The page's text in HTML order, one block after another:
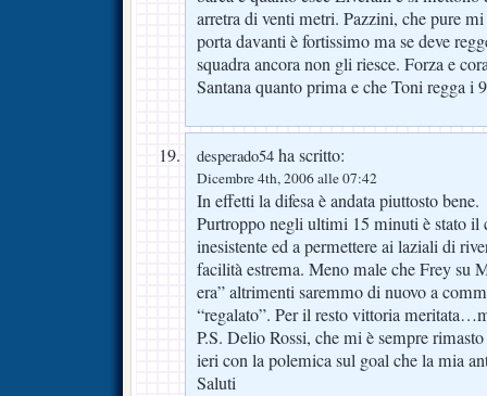
arretra di venti metri. Pazzini, che pure
porta davanti è fortissimo ma se deve
squadra ancora non gli riesce. Forza e
Santana quanto prima e che Toni regga i
desperado54 ha scritto:
Dicembre 4th, 2006 alle 07:42
In effetti la difesa è andata piuttosto bene.
Purtroppo negli ultimi 15 minuti è stato il
inesistente ed a permettere ai laziali di
facilità estrema. Meno male che Frey su
era” altrimenti saremmo di nuovo a
“regalato”. Per il resto vittoria
P.S. Delio Rossi, che mi è sempre
ieri con la polemica sul goal che la mia
Saluti